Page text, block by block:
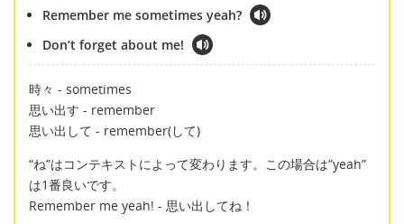
Remember me sometimes yeah?
Don’t forget about me!
時々 - sometimes
思い出す - remember
思い出して - remember(して)
“ね”はコンテキストによって変わります。この場合は”yeah”
は1番良いです。
Remember me yeah! - 思い出してね！